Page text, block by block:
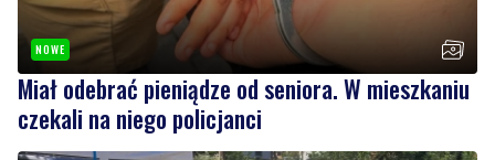
NOWE
Miał odebrać pieniądze od seniora. W mieszkaniu
czekali na niego policjanci